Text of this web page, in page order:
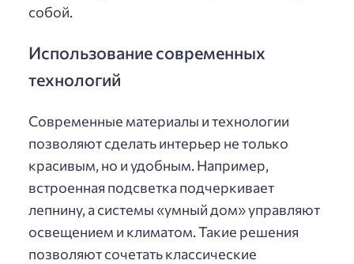
собой.
Использование современных
технологий
Современные материалы и технологии
позволяют сделать интерьер не только
красивым, но и удобным. Например,
встроенная подсветка подчеркивает
лепнину, а системы «умный дом» управляют
освещением и климатом. Такие решения
позволяют сочетать классические